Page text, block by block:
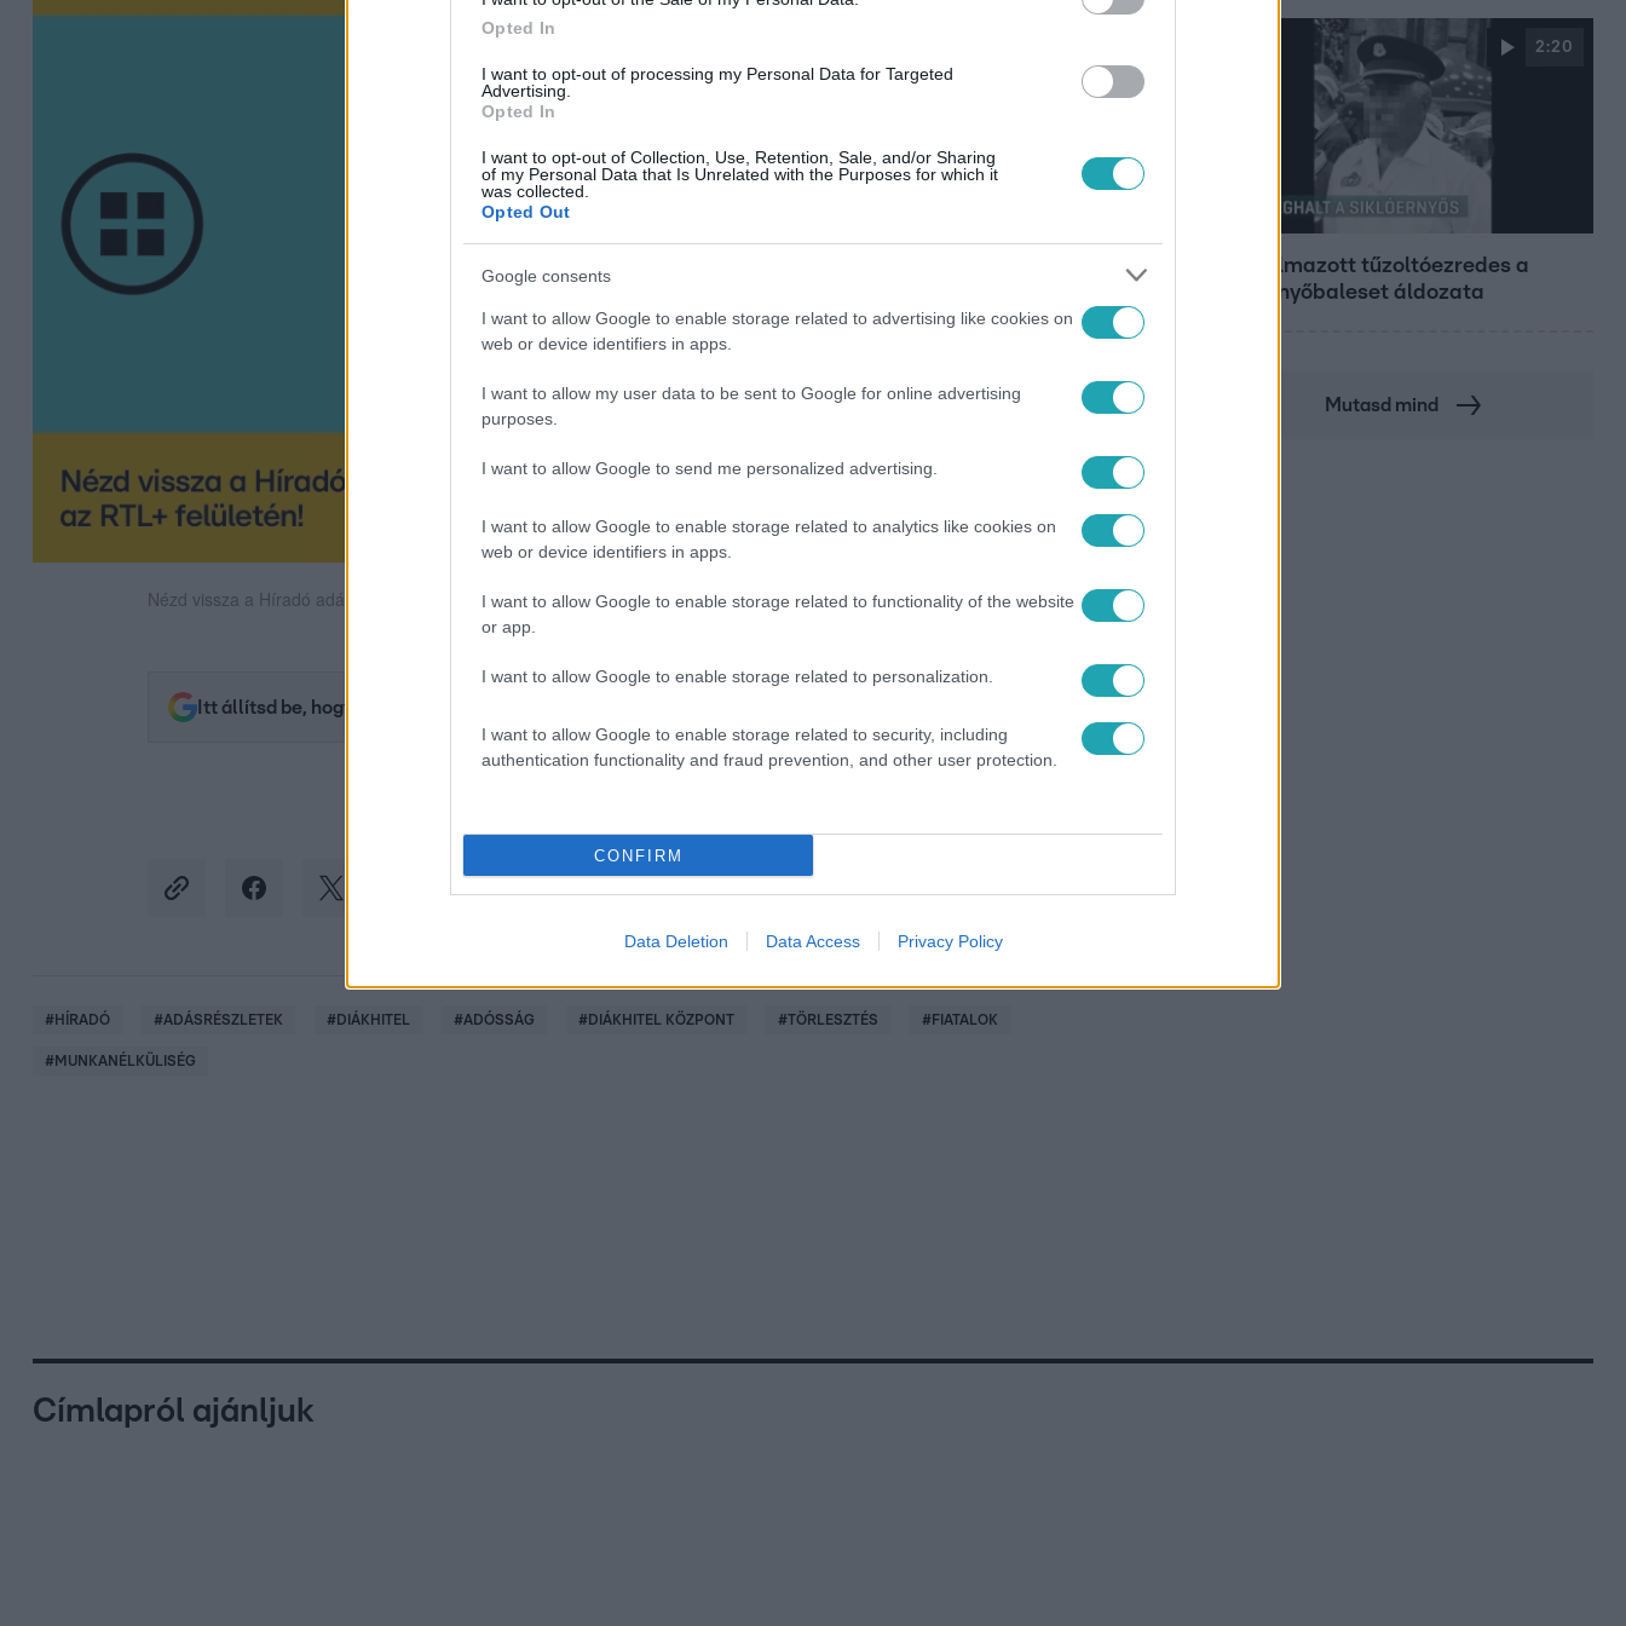
Opted In
I want to opt-out of processing my Personal Data for Targeted
Advertising.
Opted In
I want to opt-out of Collection, Use, Retention, Sale, and/or Sharing
of my Personal Data that Is Unrelated with the Purposes for which it
was collected.
Opted Out
Google consents
I want to allow Google to enable storage related to advertising like cookies on
web or device identifiers in apps.
I want to allow my user data to be sent to Google for online advertising
purposes.
I want to allow Google to send me personalized advertising.
I want to allow Google to enable storage related to analytics like cookies on
web or device identifiers in apps.
I want to allow Google to enable storage related to functionality of the website
or app.
I want to allow Google to enable storage related to personalization.
I want to allow Google to enable storage related to security, including
authentication functionality and fraud prevention, and other user protection.
CONFIRM
Data Deletion Data Access Privacy Policy
Nézd vissza a Híradó adásait az RTL+ felületén!
Itt állítsd be, hogy az RTL.hu az elsők között legyen a Google-találatokban!
#HÍRADÓ #ADÁSRÉSZLETEK #DIÁKHITEL #ADÓSSÁG #DIÁKHITEL KÖZPONT #TÖRLESZTÉS #FIATALOK
#MUNKANÉLKÜLISÉG
2:20
Nyugalmazott tűzoltóezredes a
siklóernyőbaleset áldozata
Mutasd mind
Címlapról ajánljuk